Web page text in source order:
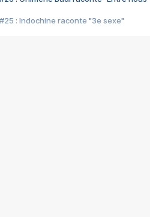
#25 : Indochine raconte "3e sexe"